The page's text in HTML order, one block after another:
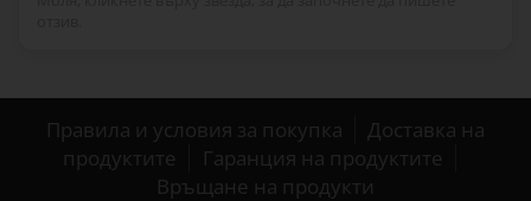
Правила и условия за покупка
Доставка на
продуктите
Гаранция на продуктите
Връщане на продукти